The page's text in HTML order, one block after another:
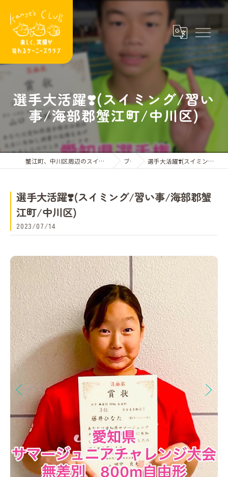
選手大活躍❣️(スイミング/習い
事/海部郡蟹江町/中川区)
蟹江町、中川区周辺のスイミングスクールならケーニーズクラブ ブログ 選手大活躍❣️(スイミング/習い事/海部郡蟹江町/中川区)
選手大活躍❣️(スイミング/習い事/海部郡蟹
江町/中川区)
2023/07/14